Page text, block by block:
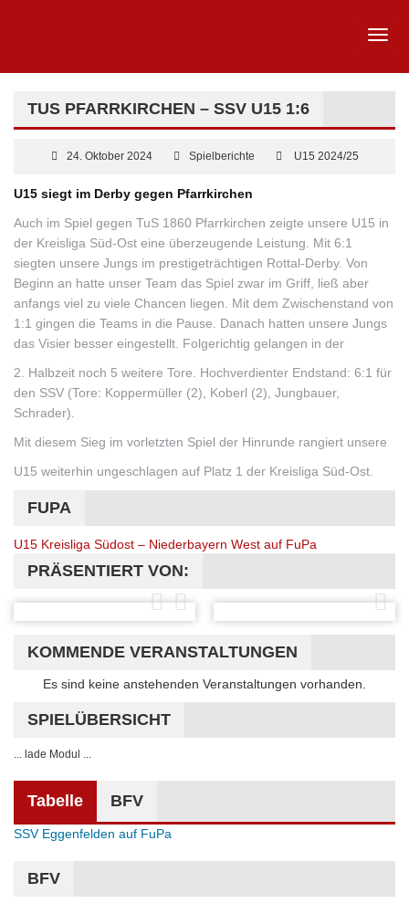
TUS PFARRKIRCHEN – SSV U15 1:6
24. Oktober 2024 Spielberichte U15 2024/25
U15 siegt im Derby gegen Pfarrkirchen
Auch im Spiel gegen TuS 1860 Pfarrkirchen zeigte unsere U15 in
der Kreisliga Süd-Ost eine überzeugende Leistung. Mit 6:1
siegten unsere Jungs im prestigeträchtigen Rottal-Derby. Von
Beginn an hatte unser Team das Spiel zwar im Griff, ließ aber
anfangs viel zu viele Chancen liegen. Mit dem Zwischenstand von
1:1 gingen die Teams in die Pause. Danach hatten unsere Jungs
das Visier besser eingestellt. Folgerichtig gelangen in der
2. Halbzeit noch 5 weitere Tore. Hochverdienter Endstand: 6:1 für
den SSV (Tore: Koppermüller (2), Koberl (2), Jungbauer,
Schrader).
Mit diesem Sieg im vorletzten Spiel der Hinrunde rangiert unsere
U15 weiterhin ungeschlagen auf Platz 1 der Kreisliga Süd-Ost.
FUPA
U15 Kreisliga Südost – Niederbayern West auf FuPa
PRÄSENTIERT VON:
KOMMENDE VERANSTALTUNGEN
Hinweis
Es sind keine anstehenden Veranstaltungen vorhanden.
SPIELÜBERSICHT
... lade Modul ...
Tabelle BFV
SSV Eggenfelden auf FuPa
BFV